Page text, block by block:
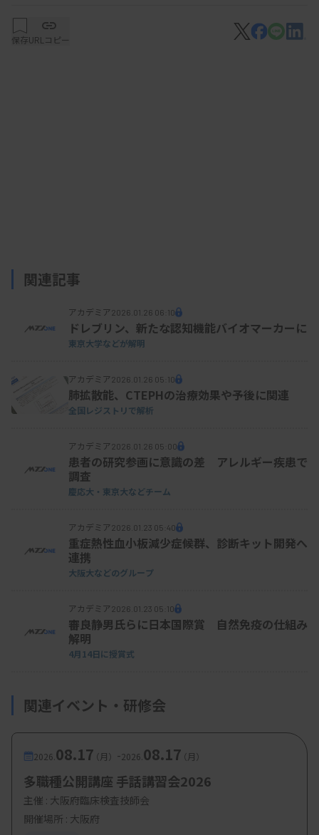
るのは、本部と病院の距離感を縮める狙いがあるた
めだ。
会見では、佐藤氏の問題について、東京大が把握し
ている概要も示した。
大学と日本化粧品協会などは23年4月、佐藤氏が責
任者を務める社会連携講座「臨床カンナビノイド学
終的に約2億円の計画だった。研究費は大学ではな
く、協会などが負担する契約となっていたが、実際
大学は25年3月で講座を廃止した。
本来は研究費を充てるべき、講座関係者の人件費
正弁護士は、研究費への大学のチェックがおろそか
だったとの認識を示し、「要するにルーズだった」
と話した。
一方で、協会の代表者は23年2月～24年9月にわた
って、佐藤氏らを接待。おおむね月2～4回程度、高
級飲食店、高級クラブ、キャバクラ、性風俗店で接
を利用していた形跡がある。この接待が逮捕につな
がった。
大学は、佐藤氏らの行為について、教職員倫理規定
に違反していると判断。研究の公正さにも疑念を生
じさせかねないとし、26日付で佐藤氏を懲戒解雇と
した。【MEDIFAX】
保存URLコピー
関連記事
アカデミア 2026.01.26 06:10
ドレブリン、新たな認知機能バイオマーカーに
東京大学などが解明
アカデミア 2026.01.26 05:10
肺拡散能、CTEPHの治療効果や予後に関連
全国レジストリで解析
アカデミア 2026.01.26 05:00
患者の研究参画に意識の差 アレルギー疾患で
調査
慶応大・ 東京大などチーム
アカデミア 2026.01.23 05:40
重症熱性血小板減少症候群、診断キット開発へ
連携
大阪大などのグループ
アカデミア 2026.01.23 05:10
審良静男氏らに日本国際賞 自然免疫の仕組み
解明
4月14日に授賞式
関連イベント・研修会
2026. 08.17（月） -2026. 08.17（月）
多職種公開講座 手話講習会2026
主催 : 大阪府臨床検査技師会
開催場所 : 大阪府